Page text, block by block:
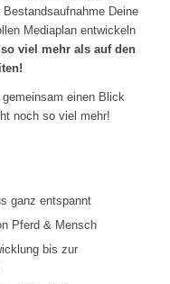
Deine
Mediaplan entwickeln
viel mehr als auf den
einen Blick
noch so viel mehr!
ganz entspannt
Pferd & Mensch
bis zur